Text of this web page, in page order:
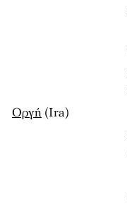
Οργή (Ira)